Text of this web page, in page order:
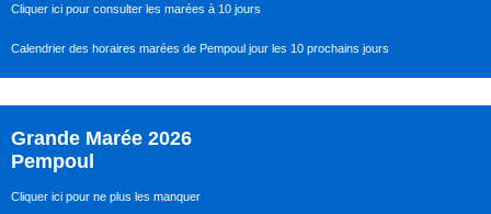
Cliquer ici pour consulter les marées à 10 jours
Calendrier des horaires marées de Pempoul jour les 10 prochains jours
Grande Marée 2026
Pempoul
Cliquer ici pour ne plus les manquer